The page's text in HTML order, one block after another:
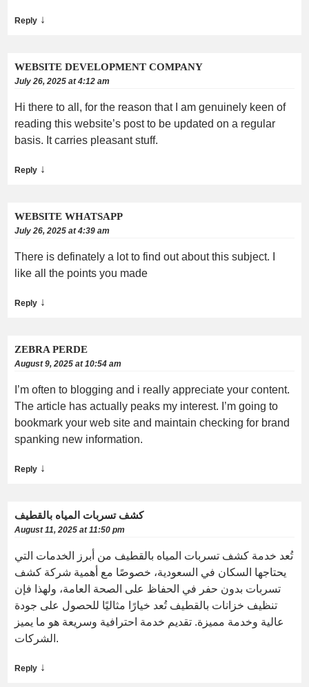
Reply ↓
WEBSITE DEVELOPMENT COMPANY
July 26, 2025 at 4:12 am
Hi there to all, for the reason that I am genuinely keen of
reading this website’s post to be updated on a regular
basis. It carries pleasant stuff.
Reply ↓
WEBSITE WHATSAPP
July 26, 2025 at 4:39 am
There is definately a lot to find out about this subject. I
like all the points you made
Reply ↓
ZEBRA PERDE
August 9, 2025 at 10:54 am
I’m often to blogging and i really appreciate your content.
The article has actually peaks my interest. I’m going to
bookmark your web site and maintain checking for brand
spanking new information.
Reply ↓
كشف تسربات المياه بالقطيف
August 11, 2025 at 11:50 pm
تُعد خدمة كشف تسربات المياه بالقطيف من أبرز الخدمات التي
يحتاجها السكان في السعودية، خصوصًا مع أهمية شركة كشف
تسربات بدون حفر في الحفاظ على الصحة العامة، ولهذا فإن
تنظيف خزانات بالقطيف تُعد خيارًا مثاليًا للحصول على جودة
عالية وخدمة مميزة. تقديم خدمة احترافية وسريعة هو ما يميز
الشركات.
Reply ↓